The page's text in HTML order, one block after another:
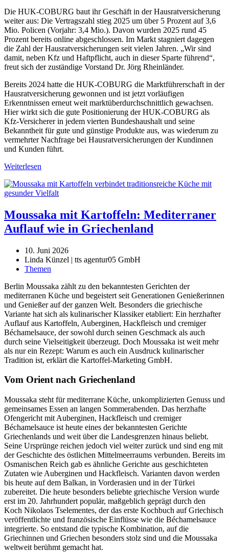
Die HUK-COBURG baut ihr Geschäft in der Hausratversicherung
weiter aus: Die Vertragszahl stieg 2025 um über 5 Prozent auf 3,6
Mio. Policen (Vorjahr: 3,4 Mio.). Davon wurden 2025 rund 45
Prozent bereits online abgeschlossen. Im Markt stagniert dagegen
die Zahl der Hausratversicherungen seit vielen Jahren. „Wir sind
damit, neben Kfz und Haftpflicht, auch in dieser Sparte führend“,
freut sich der zuständige Vorstand Dr. Jörg Rheinländer.
Bereits 2024 hatte die HUK-COBURG die Marktführerschaft in der
Hausratversicherung gewonnen und ist jetzt vorläufigen
Erkenntnissen erneut weit marktüberdurchschnittlich gewachsen.
Hier wirkt sich die gute Positionierung der HUK-COBURG als
Kfz-Versicherer in jedem vierten Bundeshaushalt und seine
Bekanntheit für gute und günstige Produkte aus, was wiederum zu
vermehrter Nachfrage bei Hausratversicherungen der Kundinnen
und Kunden führt.
Weiterlesen
Moussaka mit Kartoffeln: Mediterraner
Auflauf wie in Griechenland
10. Juni 2026
Linda Künzel | tts agentur05 GmbH
Themen
Berlin Moussaka zählt zu den bekanntesten Gerichten der
mediterranen Küche und begeistert seit Generationen Genießerinnen
und Genießer auf der ganzen Welt. Besonders die griechische
Variante hat sich als kulinarischer Klassiker etabliert: Ein herzhafter
Auflauf aus Kartoffeln, Auberginen, Hackfleisch und cremiger
Béchamelsauce, der sowohl durch seinen Geschmack als auch
durch seine Vielseitigkeit überzeugt. Doch Moussaka ist weit mehr
als nur ein Rezept: Warum es auch ein Ausdruck kulinarischer
Tradition ist, erklärt die Kartoffel-Marketing GmbH.
Vom Orient nach Griechenland
Moussaka steht für mediterrane Küche, unkomplizierten Genuss und
gemeinsames Essen an langen Sommerabenden. Das herzhafte
Ofengericht mit Auberginen, Hackfleisch und cremiger
Béchamelsauce ist heute eines der bekanntesten Gerichte
Griechenlands und weit über die Landesgrenzen hinaus beliebt.
Seine Ursprünge reichen jedoch viel weiter zurück und sind eng mit
der Geschichte des östlichen Mittelmeerraums verbunden. Bereits im
Osmanischen Reich gab es ähnliche Gerichte aus geschichteten
Zutaten wie Auberginen und Hackfleisch. Varianten davon werden
bis heute auf dem Balkan, in Vorderasien und in der Türkei
zubereitet. Die heute besonders beliebte griechische Version wurde
erst im 20. Jahrhundert populär, maßgeblich geprägt durch den
Koch Nikolaos Tselementes, der das erste Kochbuch auf Griechisch
veröffentlichte und französische Einflüsse wie die Béchamelsauce
integrierte. So entstand die typische Kombination, auf die
Griechinnen und Griechen besonders stolz sind und die Moussaka
weltweit berühmt gemacht hat.